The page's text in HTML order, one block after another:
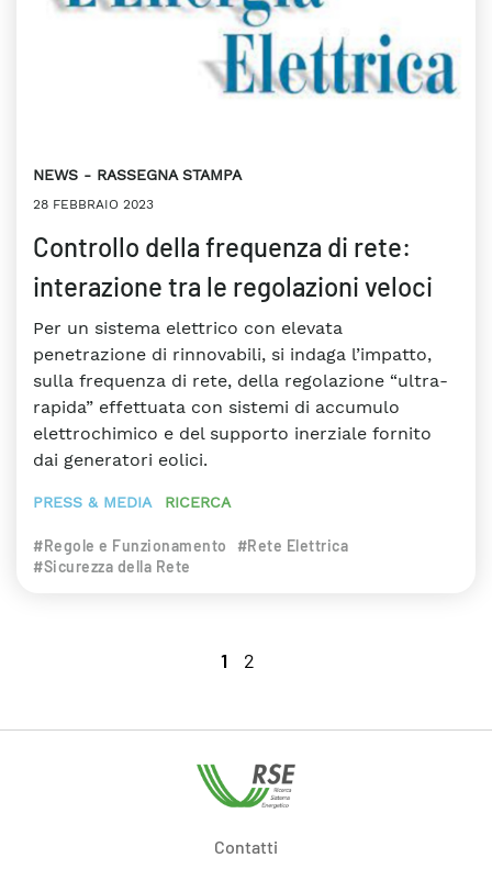
NEWS RASSEGNA STAMPA
28 FEBBRAIO 2023
Controllo della frequenza di rete:
interazione tra le regolazioni veloci
Per un sistema elettrico con elevata
penetrazione di rinnovabili, si indaga l’impatto,
sulla frequenza di rete, della regolazione “ultra-
rapida” effettuata con sistemi di accumulo
elettrochimico e del supporto inerziale fornito
dai generatori eolici.
PRESS & MEDIA RICERCA
#Regole e Funzionamento
#Rete Elettrica
#Sicurezza della Rete
1 2
Contatti